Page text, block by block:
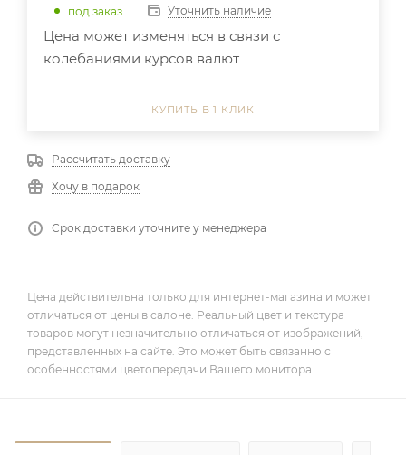
под заказ Уточнить наличие
Цена может изменяться в связи с
колебаниями курсов валют
КУПИТЬ В 1 КЛИК
Рассчитать доставку
Хочу в подарок
Срок доставки уточните у менеджера
Цена действительна только для интернет-магазина и может
отличаться от цены в салоне. Реальный цвет и текстура
товаров могут незначительно отличаться от изображений,
представленных на сайте. Это может быть связанно с
особенностями цветопередачи Вашего монитора.